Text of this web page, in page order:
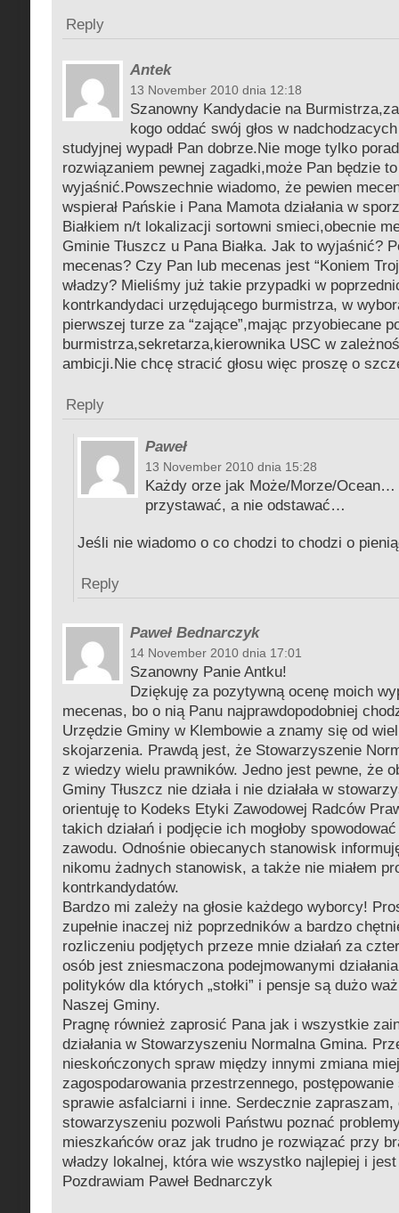
Reply
Antek
13 November 2010 dnia 12:18
Szanowny Kandydacie na
kogo oddać swój głos w
studyjnej wypadł Pan dobrze.Nie moge tylko
rozwiązaniem pewnej zagadki,może Pan będzie to
wyjaśnić.Powszechnie wiadomo, że pewien
wspierał Pańskie i Pana Mamota działania w
Białkiem n/t lokalizacji sortowni smieci,obecnie
Gminie Tłuszcz u Pana Białka. Jak to wyjaśnić?
mecenas? Czy Pan lub mecenas jest “Koniem
władzy? Mieliśmy już takie przypadki w
kontrkandydaci urzędującego burmistrza, w
pierwszej turze za “zające”,mając przyobiecane
burmistrza,sekretarza,kierownika USC w
ambicji.Nie chcę stracić głosu więc proszę o
Reply
Paweł
13 November 2010 dnia 15:28
Każdy orze jak Może/Morze/
przystawać, a nie odstawać…
Jeśli nie wiadomo o co chodzi to chodzi o
Reply
Paweł Bednarczyk
14 November 2010 dnia 17:01
Szanowny Panie Antku!
Dziękuję za pozytywną ocenę moich
mecenas, bo o nią Panu najprawdopodobniej
Urzędzie Gminy w Klembowie a znamy się od
skojarzenia. Prawdą jest, że Stowarzyszenie
z wiedzy wielu prawników. Jedno jest pewne, że
Gminy Tłuszcz nie działa i nie działała w
orientuję to Kodeks Etyki Zawodowej Radców
takich działań i podjęcie ich mogłoby
zawodu. Odnośnie obiecanych stanowisk
nikomu żadnych stanowisk, a także nie miałem
kontrkandydatów.
Bardzo mi zależy na głosie każdego wyborcy!
zupełnie inaczej niż poprzedników a bardzo
rozliczeniu podjętych przeze mnie działań za
osób jest zniesmaczona podejmowanymi
polityków dla których „stołki” i pensje są dużo
Naszej Gminy.
Pragnę również zaprosić Pana jak i wszystkie
działania w Stowarzyszeniu Normalna Gmina.
nieskończonych spraw między innymi zmiana
zagospodarowania przestrzennego,
sprawie asfalciarni i inne. Serdecznie zapraszam,
stowarzyszeniu pozwoli Państwu poznać
mieszkańców oraz jak trudno je rozwiązać przy
władzy lokalnej, która wie wszystko najlepiej i
Pozdrawiam Paweł Bednarczyk